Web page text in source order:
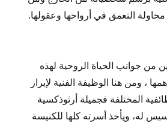
التعمق في أرواحها وعقولها.
جوانب الحياة الروحية لهذه
، ومن هنا الوظيفة الفنية لإبراز
المختلفة فجميلة أرثوذكسية
له، ويأخذ أسرته كلها للكنيسة